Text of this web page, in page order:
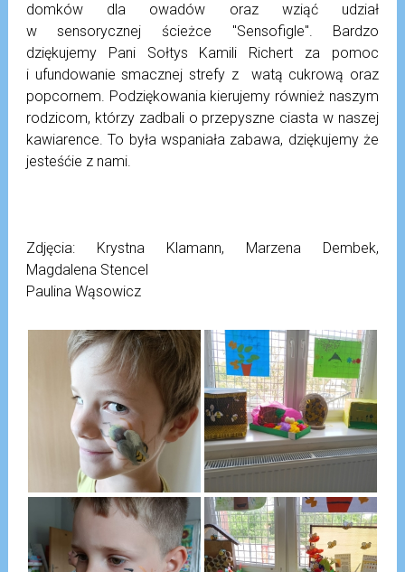
domków dla owadów oraz wziąć udział
w sensorycznej ścieżce "Sensofigle". Bardzo
dziękujemy Pani Sołtys Kamili Richert za pomoc
i ufundowanie smacznej strefy z watą cukrową oraz
popcornem. Podziękowania kierujemy również naszym
rodzicom, którzy zadbali o przepyszne ciasta w naszej
kawiarence. To była wspaniała zabawa, dziękujemy że
jesteśćie z nami.
Zdjęcia: Krystna Klamann, Marzena Dembek,
Magdalena Stencel
Paulina Wąsowicz